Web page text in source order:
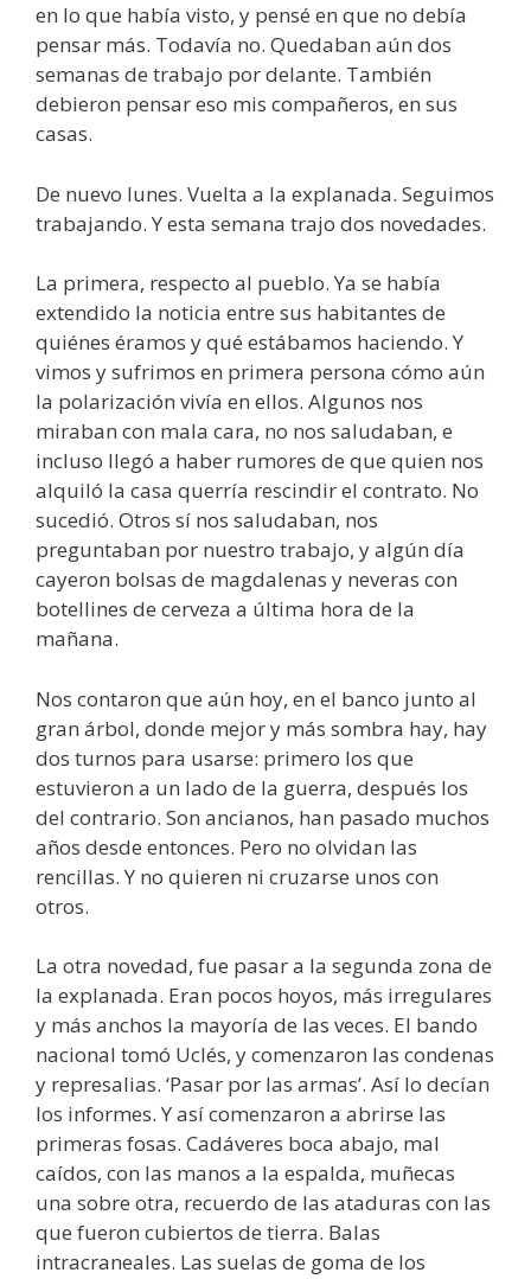
en lo que había visto, y pensé en que no debía
pensar más. Todavía no. Quedaban aún dos
semanas de trabajo por delante. También
debieron pensar eso mis compañeros, en sus
casas.
De nuevo lunes. Vuelta a la explanada. Seguimos
trabajando. Y esta semana trajo dos novedades.
La primera, respecto al pueblo. Ya se había
extendido la noticia entre sus habitantes de
quiénes éramos y qué estábamos haciendo. Y
vimos y sufrimos en primera persona cómo aún
la polarización vivía en ellos. Algunos nos
miraban con mala cara, no nos saludaban, e
incluso llegó a haber rumores de que quien nos
alquiló la casa querría rescindir el contrato. No
sucedió. Otros sí nos saludaban, nos
preguntaban por nuestro trabajo, y algún día
cayeron bolsas de magdalenas y neveras con
botellines de cerveza a última hora de la
mañana.
Nos contaron que aún hoy, en el banco junto al
gran árbol, donde mejor y más sombra hay, hay
dos turnos para usarse: primero los que
estuvieron a un lado de la guerra, después los
del contrario. Son ancianos, han pasado muchos
años desde entonces. Pero no olvidan las
rencillas. Y no quieren ni cruzarse unos con
otros.
La otra novedad, fue pasar a la segunda zona de
la explanada. Eran pocos hoyos, más irregulares
y más anchos la mayoría de las veces. El bando
nacional tomó Uclés, y comenzaron las condenas
y represalias. ‘Pasar por las armas’. Así lo decían
los informes. Y así comenzaron a abrirse las
primeras fosas. Cadáveres boca abajo, mal
caídos, con las manos a la espalda, muñecas
una sobre otra, recuerdo de las ataduras con las
que fueron cubiertos de tierra. Balas
intracraneales. Las suelas de goma de los